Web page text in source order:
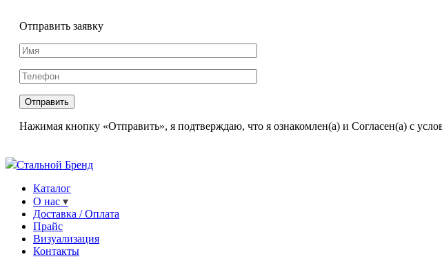
Отправить заявку
Нажимая кнопку «Отправить», я подтверждаю, что я ознакомлен(а) и Согласен(а) с
Стальной Бренд
Каталог
О нас
Доставка / Оплата
Прайс
Визуализация
Контакты